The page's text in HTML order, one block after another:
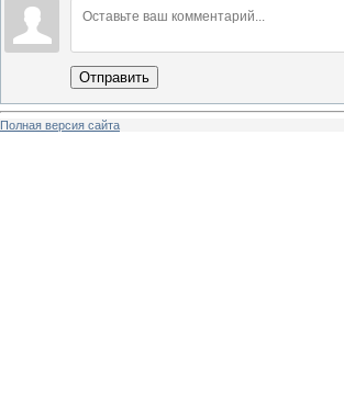
Отправить
Полная версия сайта